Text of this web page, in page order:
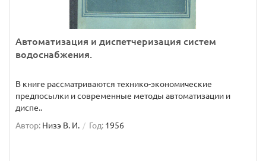
Автоматизация и диспетчеризация систем
водоснабжения.
В книге рассматриваются технико-экономические
предпосылки и современные методы автоматизации и
диспе..
Автор: Низэ В. И. Год: 1956